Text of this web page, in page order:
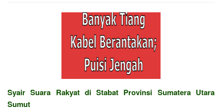
Syair Suara Rakyat di Stabat Provinsi Sumatera Utara
Sumut